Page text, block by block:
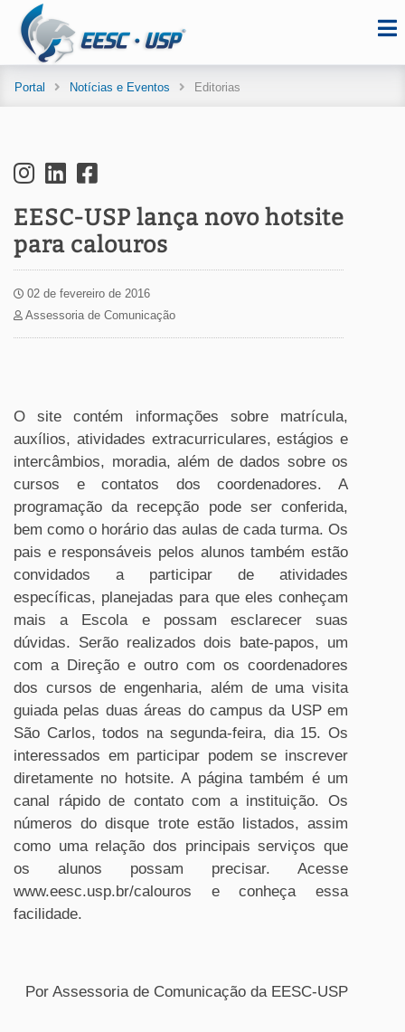
Portal Notícias e Eventos Editorias
EESC-USP lança novo hotsite
para calouros
02 de fevereiro de 2016
Assessoria de Comunicação
O site contém informações sobre matrícula,
auxílios, atividades extracurriculares, estágios e
intercâmbios, moradia, além de dados sobre os
cursos e contatos dos coordenadores. A
programação da recepção pode ser conferida,
bem como o horário das aulas de cada turma. Os
pais e responsáveis pelos alunos também estão
convidados a participar de atividades
específicas, planejadas para que eles conheçam
mais a Escola e possam esclarecer suas
dúvidas. Serão realizados dois bate-papos, um
com a Direção e outro com os coordenadores
dos cursos de engenharia, além de uma visita
guiada pelas duas áreas do campus da USP em
São Carlos, todos na segunda-feira, dia 15. Os
interessados em participar podem se inscrever
diretamente no hotsite. A página também é um
canal rápido de contato com a instituição. Os
números do disque trote estão listados, assim
como uma relação dos principais serviços que
os alunos possam precisar. Acesse
www.eesc.usp.br/calouros e conheça essa
facilidade.
Por Assessoria de Comunicação da EESC-USP